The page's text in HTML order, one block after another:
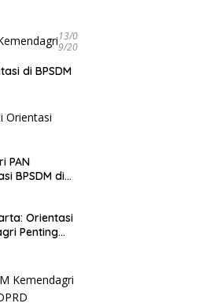
13/0
9/20
di BPSDM
PAN
BPSDM di
Orientasi
Penting